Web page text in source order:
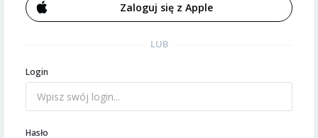
Zaloguj się z Apple
LUB
Login
Hasło